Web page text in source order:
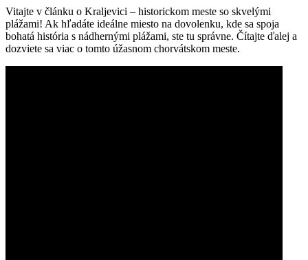
Vitajte v článku o Kraljevici – historickom meste so skvelými
plážami! Ak hľadáte ideálne miesto na dovolenku, kde sa spoja
bohatá história s nádhernými plážami, ste tu správne. Čítajte ďalej a
dozviete sa viac o tomto úžasnom chorvátskom meste.